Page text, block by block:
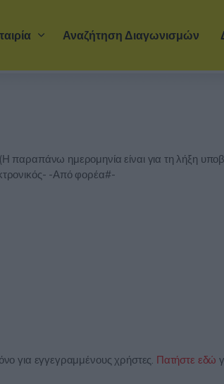
Αναζήτηση Διαγωνισμών
παραπάνω ημερομηνία είναι για τη λήξη
-Από φορέα#-
για εγγεγραμμένους χρήστες. Πατήστε εδώ